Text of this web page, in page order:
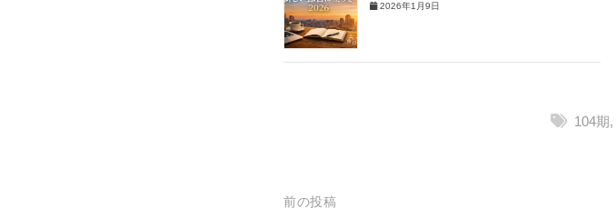
2026年1月9日
104期,
投
前の投稿